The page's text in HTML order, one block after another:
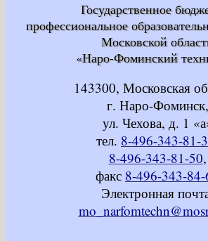
Государственное
профессиональное
Московской
«Наро-Фоминский
143300, Московская
г. Наро-Фоминск,
ул. Чехова, д. 1
тел. 8-496-343-81-
8-496-343-81-50,
факс 8-496-343-84-
Электронная